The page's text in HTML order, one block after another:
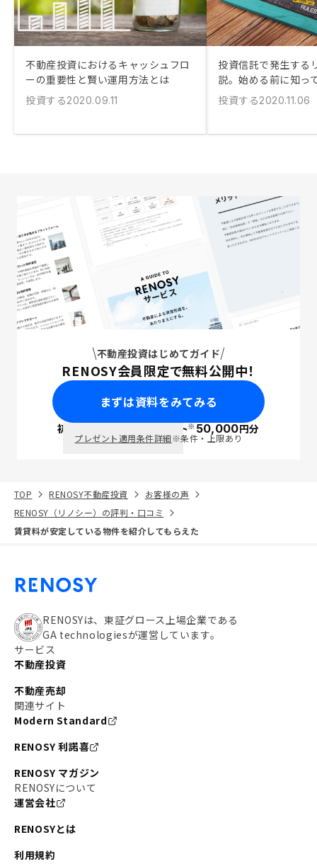
不動産投資におけるキャッシュフロ
ーの重要性と賢い運用方法とは
投資する2020.09.11
投資信託で発生する
説。始める前に知っ
投資する2020.11.06
不動産投資はじめてガイド
RENOSY会員限定で無料公開中！
まずは資料をみてみる
初回面談で ポイント※50,000円分
プレゼント適用条件詳細※条件・上限あり
TOP RENOSY不動産投資
お客様の声
RENOSY（リノシー）の評判・口コミ
賃貸料が安定している物件を紹介してもらえた
RENOSYは、東証グロース上場企業である
GA technologiesが運営しています。
サービス
不動産投資
不動産売却
関連サイト
Modern Standard
RENOSY 利諾喜
RENOSY マガジン
RENOSYについて
運営会社
RENOSYとは
利用規約